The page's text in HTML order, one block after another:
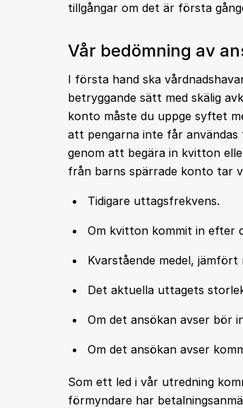
tillgångar om det är första
Vår bedömning av
I första hand ska
betryggande sätt med skälig
konto måste du uppge syftet
att pengarna inte får
genom att begära in kvitton
från barns spärrade konto tar
Tidigare uttagsfrekvens.
Om kvitton kommit in efter
Kvarstående medel,
Det aktuella uttagets
Om det ansökan avser bör
Om det ansökan avser
Som ett led i vår utredning
förmyndare har